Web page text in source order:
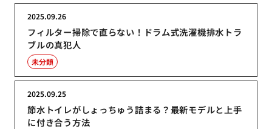
フィルター掃除で直らない！ドラム式洗濯機排水トラ
ブルの真犯人
2025.09.26
未分類
節水トイレがしょっちゅう詰まる？最新モデルと上手
に付き合う方法
2025.09.25